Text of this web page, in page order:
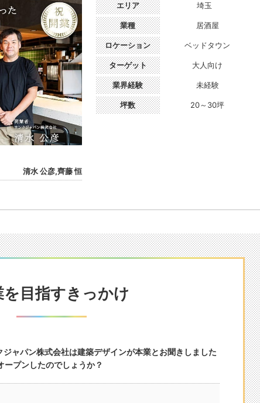
清水 公彦,齊藤 恒
エリア 埼玉
業種 居酒屋
ロケーション ベッドタウン
ターゲット 大人向け
業界経験 未経験
坪数 20～30坪
を目指すきっかけ
ャパン株式会社は建築デザインが本業とお聞きしました
プンしたのでしょうか？